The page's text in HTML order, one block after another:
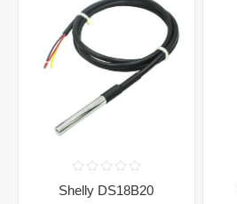
Shelly DS18B20